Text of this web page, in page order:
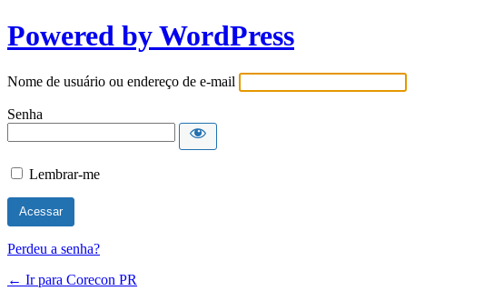
Powered by WordPress
Nome de usuário ou endereço de e-mail
Senha
Lembrar-me
Perdeu a senha?
← Ir para Corecon PR